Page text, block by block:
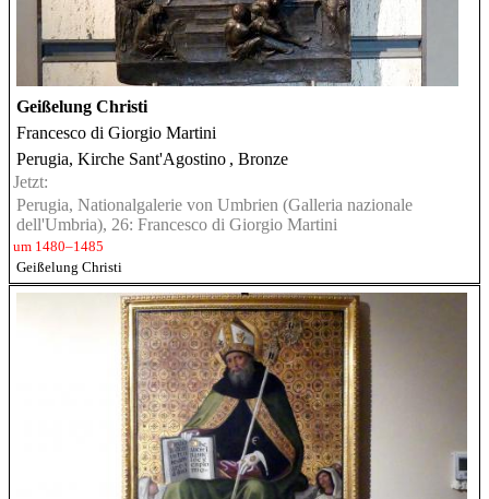
Geißelung Christi
Francesco di Giorgio Martini
Perugia, Kirche Sant'Agostino , Bronze
Jetzt:
Perugia, Nationalgalerie von Umbrien (Galleria nazionale
dell'Umbria), 26: Francesco di Giorgio Martini
um 1480–1485
Geißelung Christi